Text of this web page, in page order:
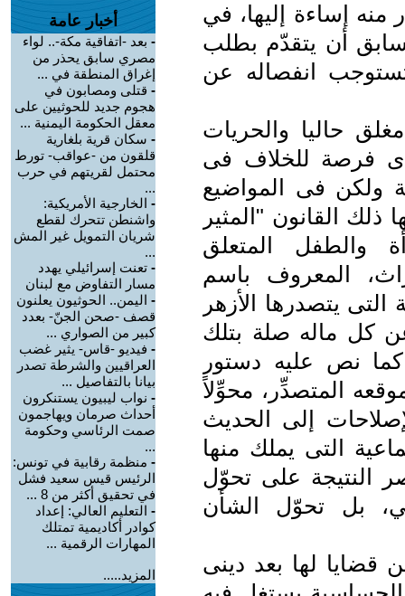
إساءة إليها، في
أن يتقدّم بطلب
انفصاله عن
حاليا والحريات
أى فرصة للخلاف فى
ولكن فى المواضيع
ذلك القانون "المثير
والطفل المتعلق
المعروف باسم
يتصدرها الأزهر
كل ماله صلة بتلك
كما نص عليه دستور
موقعه المتصدِّر، محوِّلاً
إلى الحديث
التى يملك منها
النتيجة على تحوّل
بل تحوّل الشأن
قضايا لها بعد دينى
أخبار عامة
- بعد -اتفاقية مكة-.. لواء
مصري سابق يحذر من
إغراق المنطقة في ...
- قتلى ومصابون في
هجوم جديد للحوثيين على
معقل الحكومة اليمنية ...
- سكان قرية بلغارية
قلقون من -عواقب- تورط
محتمل لقريتهم في حرب
...
- الخارجية الأمريكية:
واشنطن تتحرك لقطع
شريان التمويل غير المش
...
- تعنت إسرائيلي يهدد
مسار التفاوض مع لبنان
- اليمن.. الحوثيون يعلنون
قصف -صحن الجنّ- بعدد
كبير من الصواري ...
- فيديو -قاس- يثير غضب
العراقيين والشرطة تصدر
بيانا بالتفاصيل ...
- نواب ليبيون يستنكرون
أحداث صرمان ويهاجمون
صمت الرئاسي وحكومة
...
- منظمة رقابية في تونس:
الرئيس قيس سعيد فشل
في تحقيق أكثر من 8 ...
- التعليم العالي: إعداد
كوادر أكاديمية تمتلك
المهارات الرقمية ...
المزيد.....